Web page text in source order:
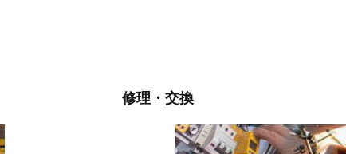
修理・交換